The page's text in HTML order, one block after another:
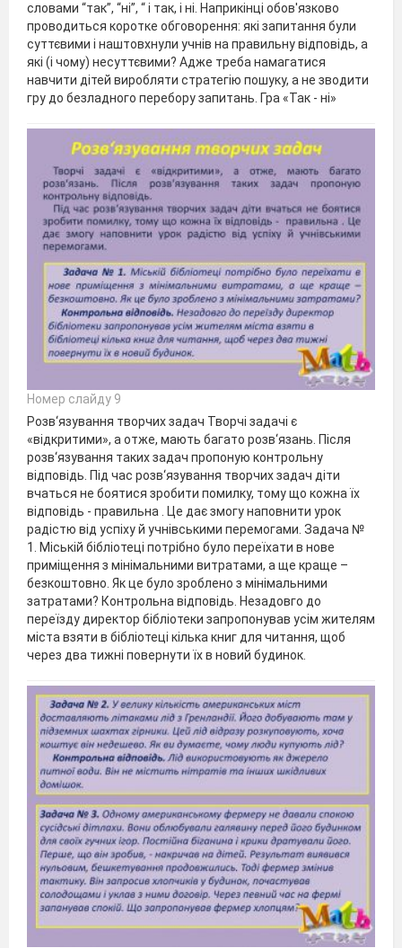
словами “так”, “ні”, “ і так, і ні. Наприкінці обов'язково
проводиться коротке обговорення: які запитання були
суттєвими і наштовхнули учнів на правильну відповідь, а
які (і чому) несуттєвими? Адже треба намагатися
навчити дітей виробляти стратегію пошуку, а не зводити
гру до безладного перебору запитань. Гра «Так - ні»
Номер слайду 9
Розв‘язування творчих задач Творчі задачі є
«відкритими», а отже, мають багато розв‘язань. Після
розв‘язування таких задач пропоную контрольну
відповідь. Під час розв‘язування творчих задач діти
вчаться не боятися зробити помилку, тому що кожна їх
відповідь - правильна . Це дає змогу наповнити урок
радістю від успіху й учнівськими перемогами. Задача №
1. Міській бібліотеці потрібно було переїхати в нове
приміщення з мінімальними витратами, а ще краще –
безкоштовно. Як це було зроблено з мінімальними
затратами? Контрольна відповідь. Незадовго до
переїзду директор бібліотеки запропонував усім жителям
міста взяти в бібліотеці кілька книг для читання, щоб
через два тижні повернути їх в новий будинок.